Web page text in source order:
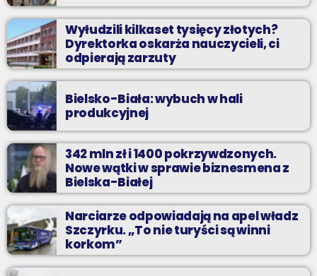
Wyłudzili kilkaset tysięcy złotych?
Dyrektorka oskarża nauczycieli, ci
odpierają zarzuty
Bielsko-Biała: wybuch w hali
produkcyjnej
342 mln zł i 1400 pokrzywdzonych.
Nowe wątki w sprawie biznesmena z
Bielska-Białej
Narciarze odpowiadają na apel władz
Szczyrku. „To nie turyści są winni
korkom”